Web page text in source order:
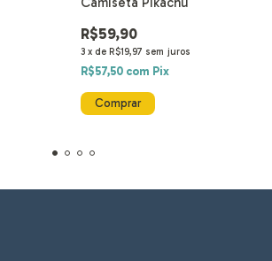
R$59,90
3 x de R$19,97 sem juros
R$57,50 com Pix
Comprar